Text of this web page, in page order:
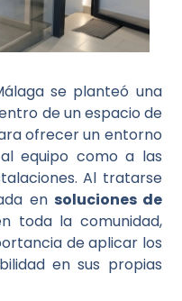
se planteó una
de un espacio de
ofrecer un entorno
equipo como a las
Al tratarse
en soluciones de
toda la comunidad,
de aplicar los
en sus propias